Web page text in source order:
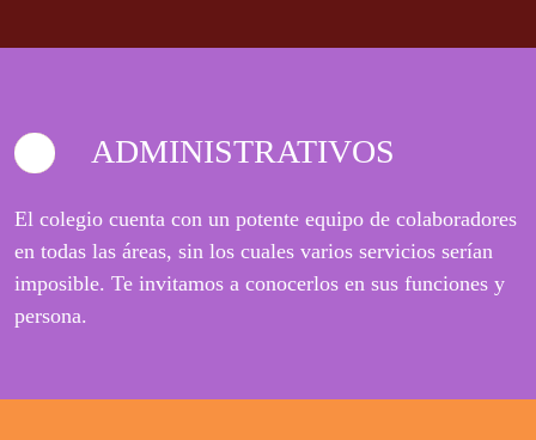
ADMINISTRATIVOS
El colegio cuenta con un potente equipo de colaboradores
en todas las áreas, sin los cuales varios servicios serían
imposible. Te invitamos a conocerlos en sus funciones y
persona.